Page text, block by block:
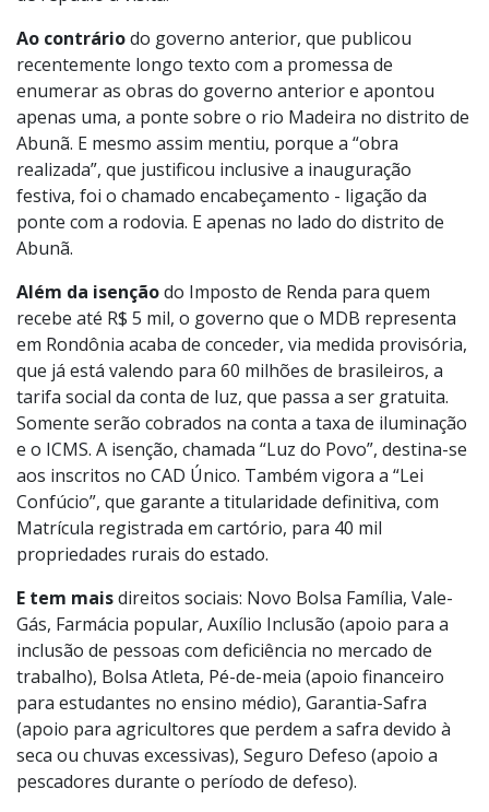
Ao contráriodo governo anterior, que publicou
recentemente longo texto com a promessa de
enumerar as obras do governo anterior e apontou
apenas uma, a ponte sobre o rio Madeira no distrito de
Abunã. E mesmo assim mentiu, porque a “obra
realizada”, que justificou inclusive a inauguração
festiva, foi o chamado encabeçamento - ligação da
ponte com a rodovia. E apenas no lado do distrito de
Abunã.
Além da isençãodo Imposto de Renda para quem
recebe até R$ 5 mil, o governo que o MDB representa
em Rondônia acaba de conceder, via medida provisória,
que já está valendo para 60 milhões de brasileiros, a
tarifa social da conta de luz, que passa a ser gratuita.
Somente serão cobrados na conta a taxa de iluminação
e o ICMS. A isenção, chamada “Luz do Povo”, destina-se
aos inscritos no CAD Único. Também vigora a “Lei
Confúcio”, que garante a titularidade definitiva, com
Matrícula registrada em cartório, para 40 mil
propriedades rurais do estado.
E tem maisdireitos sociais: Novo Bolsa Família, Vale-
Gás, Farmácia popular, Auxílio Inclusão (apoio para a
inclusão de pessoas com deficiência no mercado de
trabalho), Bolsa Atleta, Pé-de-meia (apoio financeiro
para estudantes no ensino médio), Garantia-Safra
(apoio para agricultores que perdem a safra devido à
seca ou chuvas excessivas), Seguro Defeso (apoio a
pescadores durante o período de defeso).